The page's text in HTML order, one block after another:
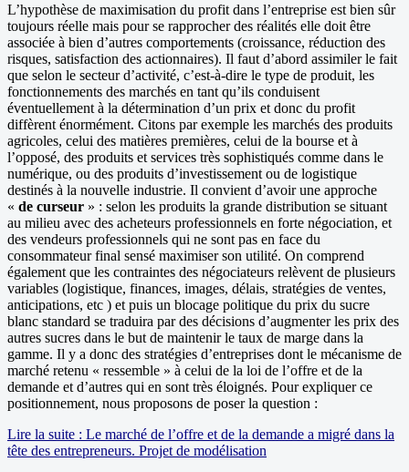
L’hypothèse de maximisation du profit dans l’entreprise est bien sûr
toujours réelle mais pour se rapprocher des réalités elle doit être
associée à bien d’autres comportements (croissance, réduction des
risques, satisfaction des actionnaires). Il faut d’abord assimiler le fait
que selon le secteur d’activité, c’est-à-dire le type de produit, les
fonctionnements des marchés en tant qu’ils conduisent
éventuellement à la détermination d’un prix et donc du profit
diffèrent énormément. Citons par exemple les marchés des produits
agricoles, celui des matières premières, celui de la bourse et à
l’opposé, des produits et services très sophistiqués comme dans le
numérique, ou des produits d’investissement ou de logistique
destinés à la nouvelle industrie. Il convient d’avoir une approche
« de curseur » : selon les produits la grande distribution se situant
au milieu avec des acheteurs professionnels en forte négociation, et
des vendeurs professionnels qui ne sont pas en face du
consommateur final sensé maximiser son utilité. On comprend
également que les contraintes des négociateurs relèvent de plusieurs
variables (logistique, finances, images, délais, stratégies de ventes,
anticipations, etc ) et puis un blocage politique du prix du sucre
blanc standard se traduira par des décisions d’augmenter les prix des
autres sucres dans le but de maintenir le taux de marge dans la
gamme. Il y a donc des stratégies d’entreprises dont le mécanisme de
marché retenu « ressemble » à celui de la loi de l’offre et de la
demande et d’autres qui en sont très éloignés. Pour expliquer ce
positionnement, nous proposons de poser la question :
Lire la suite : Le marché de l’offre et de la demande a migré dans la
tête des entrepreneurs. Projet de modélisation